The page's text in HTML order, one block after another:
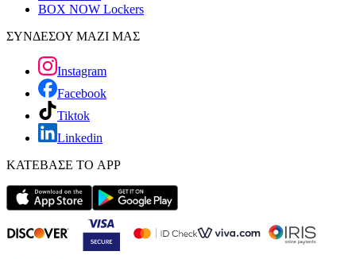
BOX NOW Lockers
ΣΥΝΔΕΣΟΥ ΜΑΖΙ ΜΑΣ
Instagram
Facebook
Tiktok
Linkedin
ΚΑΤΕΒΑΣΕ ΤΟ APP